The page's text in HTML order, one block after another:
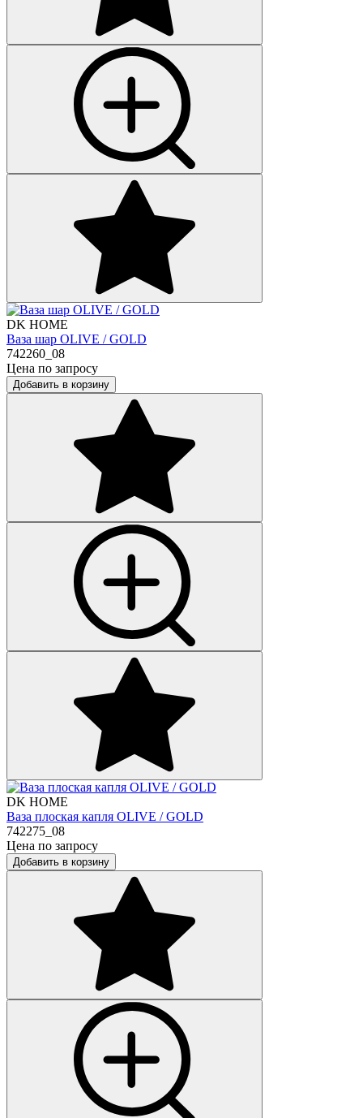
DK HOME
Ваза шар OLIVE / GOLD
742260_08
Цена по запросу
Добавить в корзину
DK HOME
Ваза плоская капля OLIVE / GOLD
742275_08
Цена по запросу
Добавить в корзину